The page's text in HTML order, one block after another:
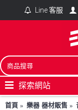
Line 客服
探索網站
首頁 樂器 器材販售